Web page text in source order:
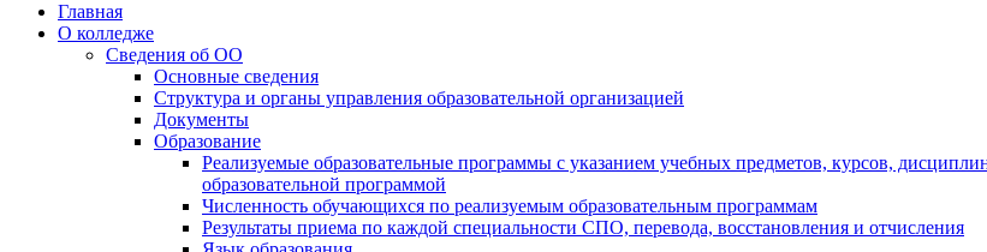
Главная
О колледже
Сведения об ОО
Основные сведения
Структура и органы управления образовательной организацией
Документы
Образование
Реализуемые образовательные программы с указанием учебных предметов, курсов,
образовательной программой
Численность обучающихся по реализуемым образовательным программам
Результаты приема по каждой специальности СПО, перевода, восстановления и отчисления